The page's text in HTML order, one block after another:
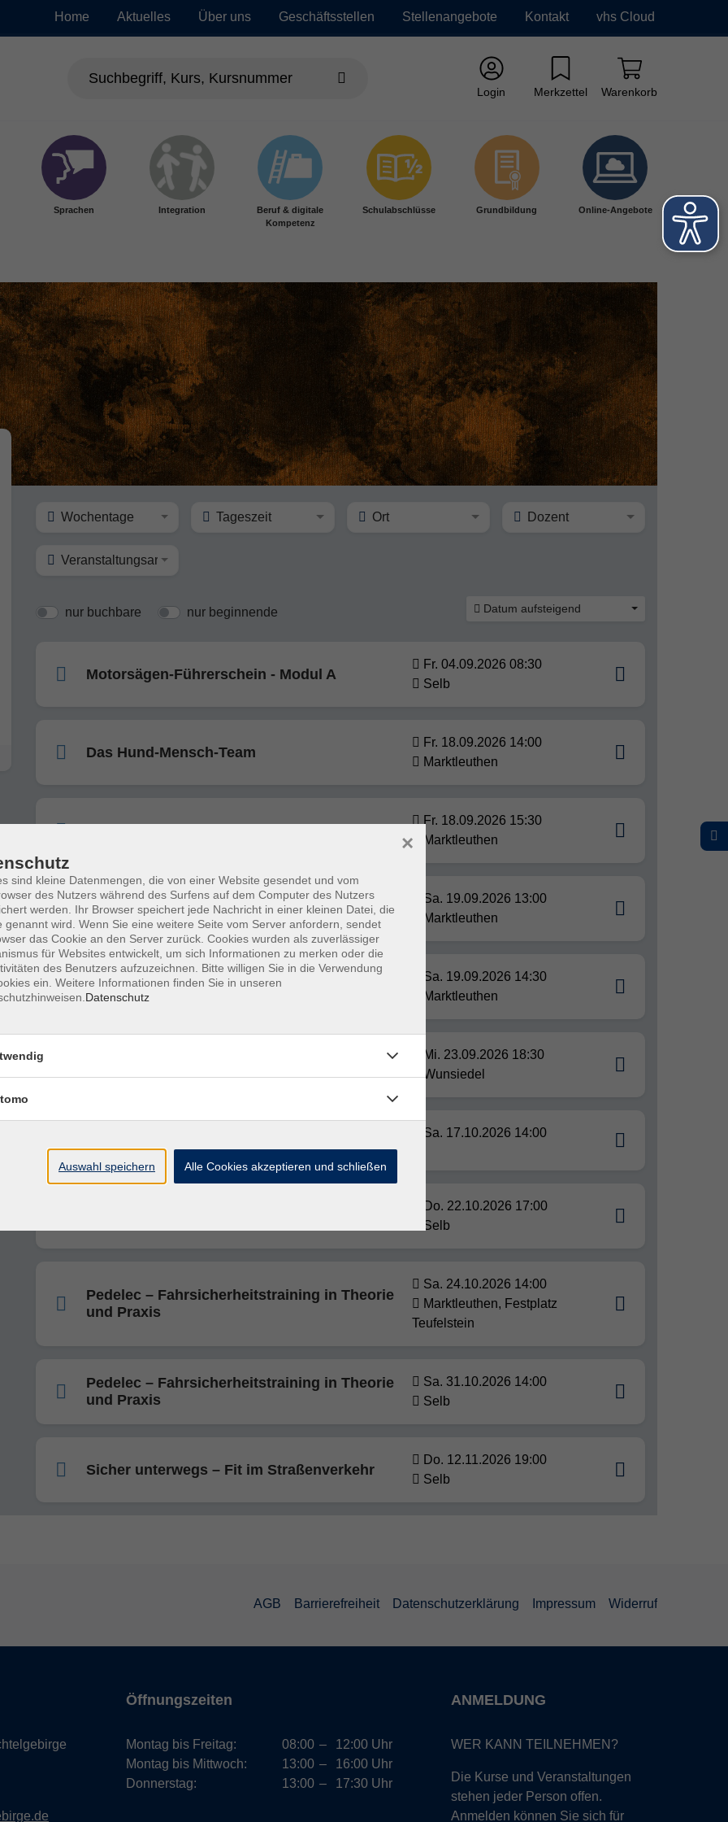
Home Aktuelles Über uns Geschäftsstellen Stellenangebote Kontakt vhs Cloud
Login Merkzettel Warenkorb
Sprachen Integration
Beruf & digitale
Kompetenz
Schulabschlüsse Grundbildung Online-Angebote
Wochentage Tageszeit Ort Dozent
Veranstaltungsart
nur buchbare nur beginnende Datum aufsteigend
Motorsägen-Führerschein - Modul A
Fr. 04.09.2026 08:30
Selb
Das Hund-Mensch-Team
Fr. 18.09.2026 14:00
Marktleuthen
Fr. 18.09.2026 15:30
Marktleuthen
Das Hund-Mensch-Team
Sa. 19.09.2026 13:00
Marktleuthen
Das Hund-Mensch-Team
Sa. 19.09.2026 14:30
Marktleuthen
Mi. 23.09.2026 18:30
Wunsiedel
und Praxis
Sa. 17.10.2026 14:00
Do. 22.10.2026 17:00
Selb
Pedelec – Fahrsicherheitstraining in Theorie
und Praxis
Sa. 24.10.2026 14:00
Marktleuthen, Festplatz
Teufelstein
Pedelec – Fahrsicherheitstraining in Theorie
und Praxis
Sa. 31.10.2026 14:00
Selb
Sicher unterwegs – Fit im Straßenverkehr
Do. 12.11.2026 19:00
Selb
AGB Barrierefreiheit Datenschutzerklärung Impressum Widerruf
Öffnungszeiten
Montag bis Freitag:
Montag bis Mittwoch:
Donnerstag:
08:00
13:00
13:00
–
–
–
12:00 Uhr
16:00 Uhr
17:30 Uhr
ANMELDUNG
WER KANN TEILNEHMEN?
Die Kurse und Veranstaltungen
stehen jeder Person offen.
Anmelden können Sie sich für
sind kleine Datenmengen, die von einer Website gesendet und vom
des Nutzers während des Surfens auf dem Computer des Nutzers
werden. Ihr Browser speichert jede Nachricht in einer kleinen Datei, die
genannt wird. Wenn Sie eine weitere Seite vom Server anfordern, sendet
das Cookie an den Server zurück. Cookies wurden als zuverlässiger
für Websites entwickelt, um sich Informationen zu merken oder die
des Benutzers aufzuzeichnen. Bitte willigen Sie in die Verwendung
ein. Weitere Informationen finden Sie in unseren
Datenschutz
×
Auswahl speichern Alle Cookies akzeptieren und schließen